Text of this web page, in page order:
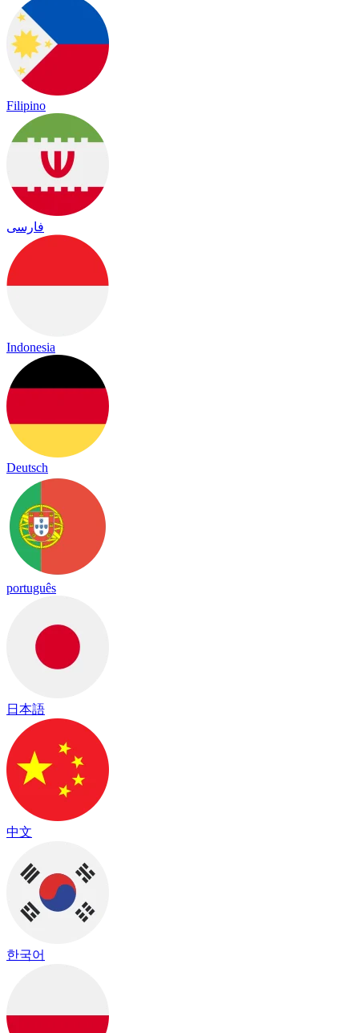
Filipino
فارسی
Indonesia
Deutsch
português
日本語
中文
한국어